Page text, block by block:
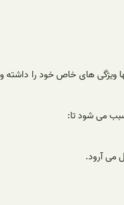
ویژگی های خاص خود را داشته و
سبب می شود تا:
می آرود.